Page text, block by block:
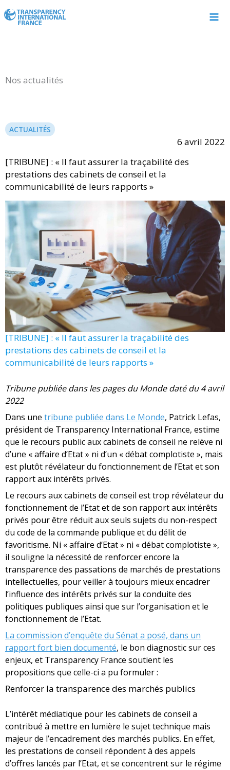
au
Nos actualités
ACTUALITÉS
6 avril 2022
[TRIBUNE] : « Il faut assurer la traçabilité des
prestations des cabinets de conseil et la
communicabilité de leurs rapports »
[TRIBUNE] : « Il faut assurer la traçabilité des
prestations des cabinets de conseil et la
communicabilité de leurs rapports »
Tribune publiée dans les pages du Monde daté du 4 avril
2022
Dans une tribune publiée dans Le Monde, Patrick Lefas,
président de Transparency International France, estime
que le recours public aux cabinets de conseil ne relève ni
d’une « affaire d’Etat » ni d’un « débat complotiste », mais
est plutôt révélateur du fonctionnement de l’Etat et son
rapport aux intérêts privés.
Le recours aux cabinets de conseil est trop révélateur du
fonctionnement de l’Etat et de son rapport aux intérêts
privés pour être réduit aux seuls sujets du non-respect
du code de la commande publique et du délit de
favoritisme. Ni « affaire d’Etat » ni « débat complotiste »,
il souligne la nécessité de renforcer encore la
transparence des passations de marchés de prestations
intellectuelles, pour veiller à toujours mieux encadrer
l’influence des intérêts privés sur la conduite des
politiques publiques ainsi que sur l’organisation et le
fonctionnement de l’Etat.
La commission d’enquête du Sénat a posé, dans un
rapport fort bien documenté, le bon diagnostic sur ces
enjeux, et Transparency France soutient les
propositions que celle-ci a pu formuler :
Renforcer la transparence des marchés publics
L’intérêt médiatique pour les cabinets de conseil a
contribué à mettre en lumière le sujet technique mais
majeur de l’encadrement des marchés publics. En effet,
les prestations de conseil répondent à des appels
d’offres lancés par l’Etat, et se concentrent sur le régime